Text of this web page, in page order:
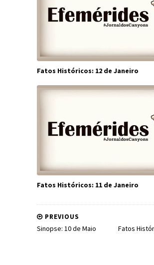
Fatos Históricos: 12 de Janeiro
Fatos Históricos: 11 de Janeiro
Fatos
PREVIOUS
Sinopse: 10 de Maio